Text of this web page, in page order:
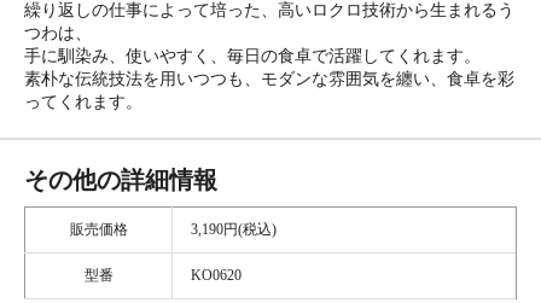
繰り返しの仕事によって培った、高いロクロ技術から生まれるう
つわは、
手に馴染み、使いやすく、毎日の食卓で活躍してくれます。
素朴な伝統技法を用いつつも、モダンな雰囲気を纏い、食卓を彩
ってくれます。
その他の詳細情報
販売価格 3,190円(税込)
型番 KO0620